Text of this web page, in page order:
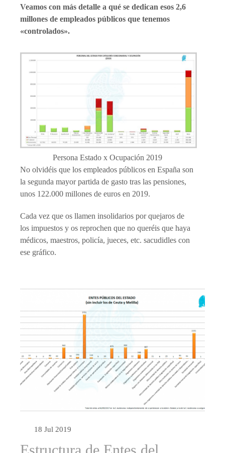
Veamos con más detalle a qué se dedican esos 2,6
millones de empleados públicos que tenemos
«controlados».
Persona Estado x Ocupación 2019
No olvidéis que los empleados públicos en España son
la segunda mayor partida de gasto tras las pensiones,
unos 122.000 millones de euros en 2019.
Cada vez que os llamen insolidarios por quejaros de
los impuestos y os reprochen que no queréis que haya
médicos, maestros, policía, jueces, etc. sacudidles con
ese gráfico.
18 Jul 2019
Estructura de Entes del